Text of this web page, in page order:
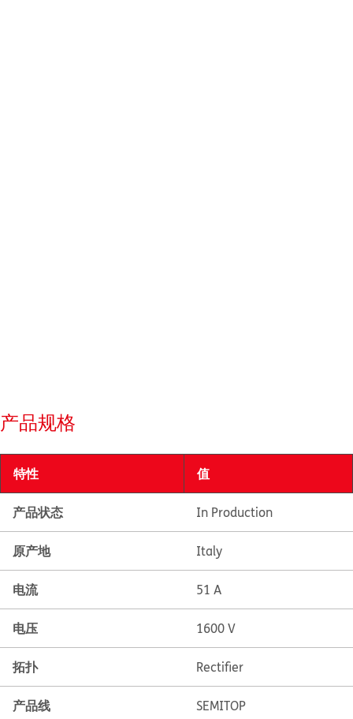
产品规格
特性 值
产品状态 In Production
原产地 Italy
电流 51 A
电压 1600 V
拓扑 Rectifier
产品线 SEMITOP